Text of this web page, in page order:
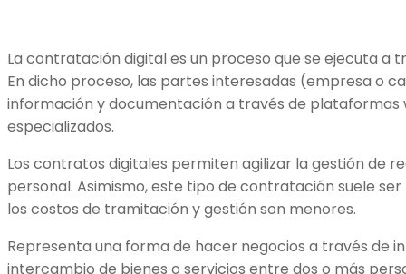
La contratación digital es un proceso que se ejecuta a
En dicho proceso, las partes interesadas (empresa o
información y documentación a través de plataformas
especializados.
Los contratos digitales permiten agilizar la gestión de
personal. Asimismo, este tipo de contratación suele
los costos de tramitación y gestión son menores.
Representa una forma de hacer negocios a través de
intercambio de bienes o servicios entre dos o más